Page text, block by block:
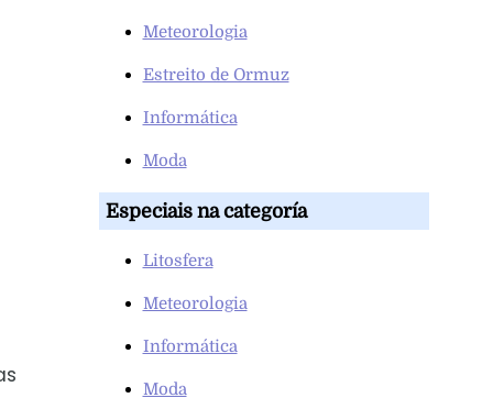
Meteorologia
Estreito de Ormuz
Informática
Moda
Especiais na categoría
Litosfera
Meteorologia
Informática
Moda